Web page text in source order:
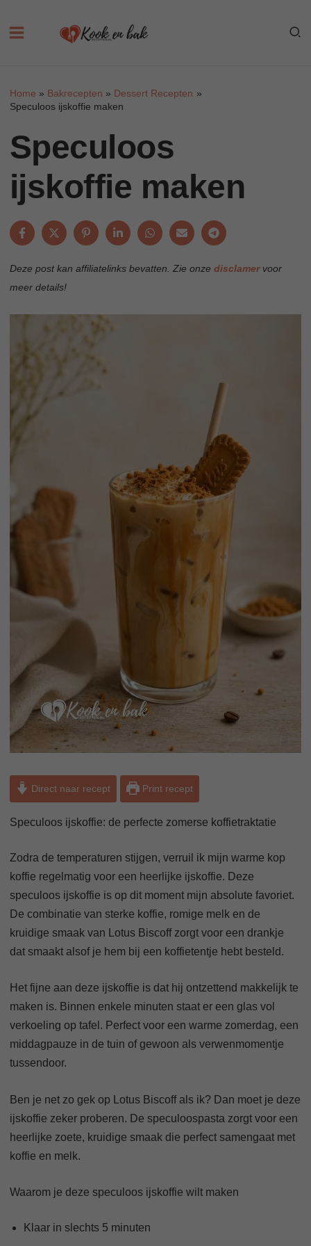
Home Bakrecepten
Dessert Recepten
Speculoos ijskoffie maken
Speculoos
ijskoffie maken
Deze post kan affiliatelinks bevatten. Zie onze disclamervoor
meer details!
Direct naar recept Print recept
Speculoos ijskoffie: de perfecte zomerse koffietraktatie
Zodra de temperaturen stijgen, verruil ik mijn warme kop
koffie regelmatig voor een heerlijke ijskoffie. Deze
speculoos ijskoffie is op dit moment mijn absolute favoriet.
De combinatie van sterke koffie, romige melk en de
kruidige smaak van Lotus Biscoff zorgt voor een drankje
dat smaakt alsof je hem bij een koffietentje hebt besteld.
Het fijne aan deze ijskoffie is dat hij ontzettend makkelijk te
maken is. Binnen enkele minuten staat er een glas vol
verkoeling op tafel. Perfect voor een warme zomerdag, een
middagpauze in de tuin of gewoon als verwenmomentje
tussendoor.
Ben je net zo gek op Lotus Biscoff als ik? Dan moet je deze
ijskoffie zeker proberen. De speculoospasta zorgt voor een
heerlijke zoete, kruidige smaak die perfect samengaat met
koffie en melk.
Waarom je deze speculoos ijskoffie wilt maken
Klaar in slechts 5 minuten